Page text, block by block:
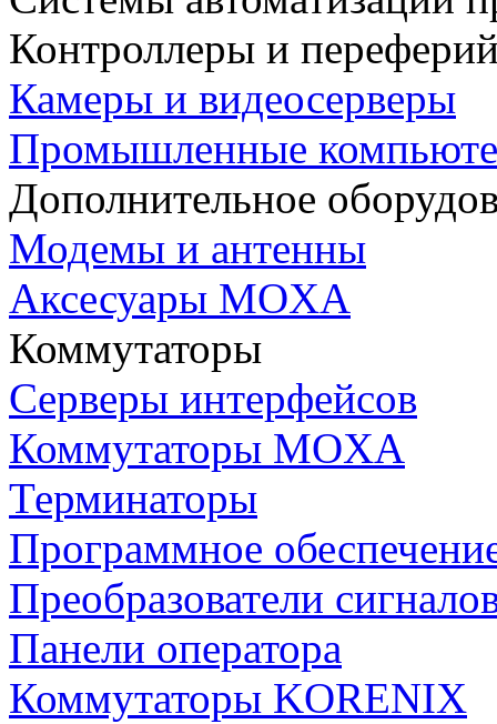
Контроллеры и
Камеры и видеосерверы
Промышленные
Дополнительное
Модемы и антенны
Аксесуары MOXA
Коммутаторы
Серверы интерфейсов
Коммутаторы MOXA
Терминаторы
Программное
Преобразователи
Панели оператора
Коммутаторы KORENIX